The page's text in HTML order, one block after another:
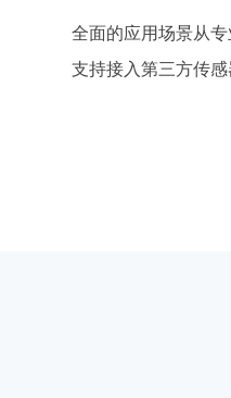
全面的应用场景从
支持接入第三方传感